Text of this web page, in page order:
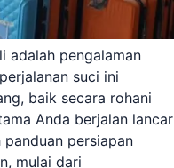
adalah pengalaman
suci ini
baik secara rohani
Anda berjalan lancar
persiapan
mulai dari